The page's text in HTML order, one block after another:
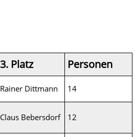
3. Platz Personen
Rainer Dittmann 14
Claus Bebersdorf 12